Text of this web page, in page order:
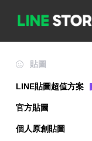
貼圖
LINE貼圖超值方案
官方貼圖
個人原創貼圖